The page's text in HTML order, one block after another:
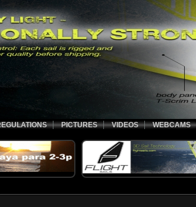
PICTURES VIDEOS WEBCAMS